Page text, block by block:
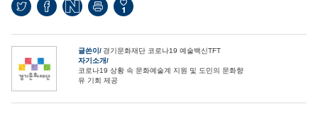
1
글쓴이
경기문화재단 코로나19 예술백신TFT
자기소개
코로나19 상황 속 문화예술계 지원 및 도민의 문화향
유 기회 제공